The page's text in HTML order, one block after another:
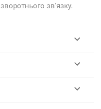
зв'язку.


